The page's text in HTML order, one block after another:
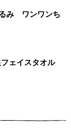
み ワンワンち
ェイスタオル